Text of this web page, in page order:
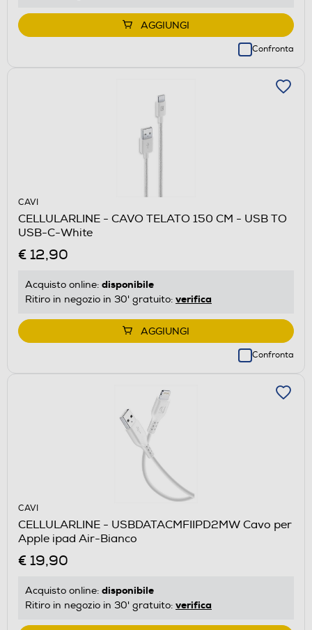
AGGIUNGI
Confronta
CAVI
CELLULARLINE - CAVO TELATO 150 CM - USB TO
USB-C-White
€ 12,90
Acquisto online: disponibile
Ritiro in negozio in 30' gratuito: verifica
AGGIUNGI
Confronta
CAVI
CELLULARLINE - USBDATACMFIIPD2MW Cavo per
Apple ipad Air-Bianco
€ 19,90
Acquisto online: disponibile
Ritiro in negozio in 30' gratuito: verifica